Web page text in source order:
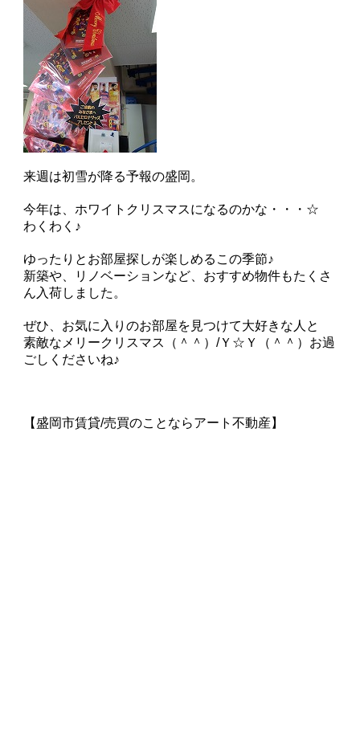
来週は初雪が降る予報の盛岡。
今年は、ホワイトクリスマスになるのかな・・・☆
わくわく♪
ゆったりとお部屋探しが楽しめるこの季節♪
新築や、リノベーションなど、おすすめ物件もたくさ
ん入荷しました。
ぜひ、お気に入りのお部屋を見つけて大好きな人と
素敵なメリークリスマス（＾＾）/Ｙ☆Ｙ（＾＾）お過
ごしくださいね♪
【盛岡市賃貸/売買のことならアート不動産】